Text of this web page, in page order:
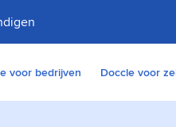
voor bedrijven Doccle voor